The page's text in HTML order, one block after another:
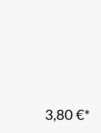
3,80€*